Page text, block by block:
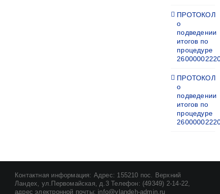
ПРОТОКОЛ
о
подведении
итогов по
процедуре
ПРОТОКОЛ
о
подведении
итогов по
процедуре
Контактная информация: Адрес: 155210 пос. Верхний
Ландех, ул.Первомайская, д.3 Телефон: (49349) 2-14-22,
адрес электронной почты: info@vlandeh-admin.ru